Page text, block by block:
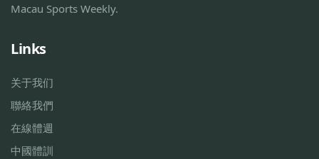
Macau Sports Weekly.
Links
关于我们
聯絡我們
在線體週
中國體訓